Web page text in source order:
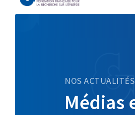
NOS ACTUALITÉS
Médias